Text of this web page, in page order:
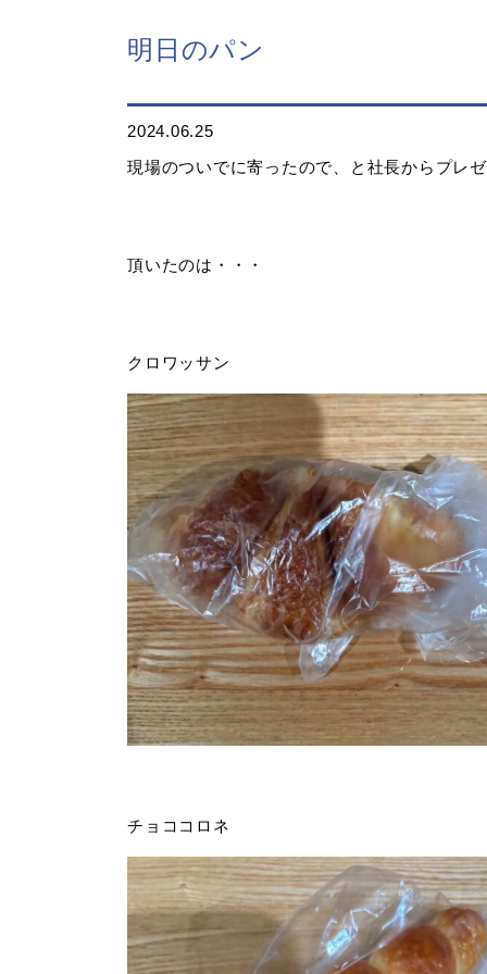
明日のパン
2024.06.25
現場のついでに寄ったので、と社長からプレ
頂いたのは・・・
クロワッサン
チョココロネ